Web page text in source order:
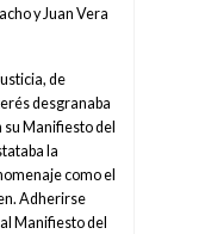
y Juan Vera
de
desgranaba
Manifiesto del
la
como el
Adherirse
Manifiesto del